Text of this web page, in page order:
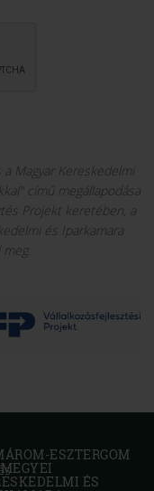
Magyar Kereskedelmi
című megállapodása
Projekt keretében, a
és Iparkamara
ESZTERGOM
ÉS